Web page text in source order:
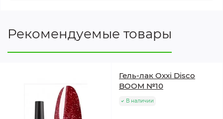
Рекомендуемые товары
Гель-лак Oxxi Disco
BOOM №10
В наличии